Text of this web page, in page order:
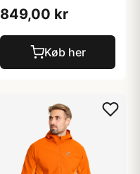
849,00 kr
Køb her